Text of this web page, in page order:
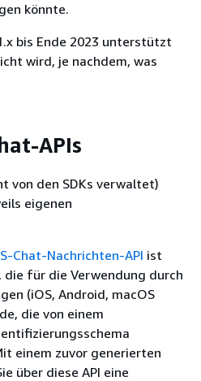
könnte.
bis Ende 2023 unterstützt
wird, je nachdem, was
APIs
von den SDKs verwaltet)
eigenen
Chat-Nachrichten-API ist
die für die Verwendung durch
(iOS, Android, macOS
die von einem
einem zuvor generierten
über diese API eine